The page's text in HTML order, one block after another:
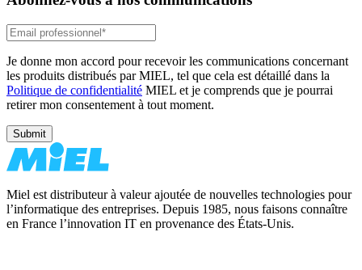
Je donne mon accord pour recevoir les communications concernant
les produits distribués par MIEL, tel que cela est détaillé dans la
Politique de confidentialité MIEL et je comprends que je pourrai
retirer mon consentement à tout moment.
Miel est distributeur à valeur ajoutée de nouvelles technologies pour
l’informatique des entreprises. Depuis 1985, nous faisons connaître
en France l’innovation IT en provenance des États-Unis.